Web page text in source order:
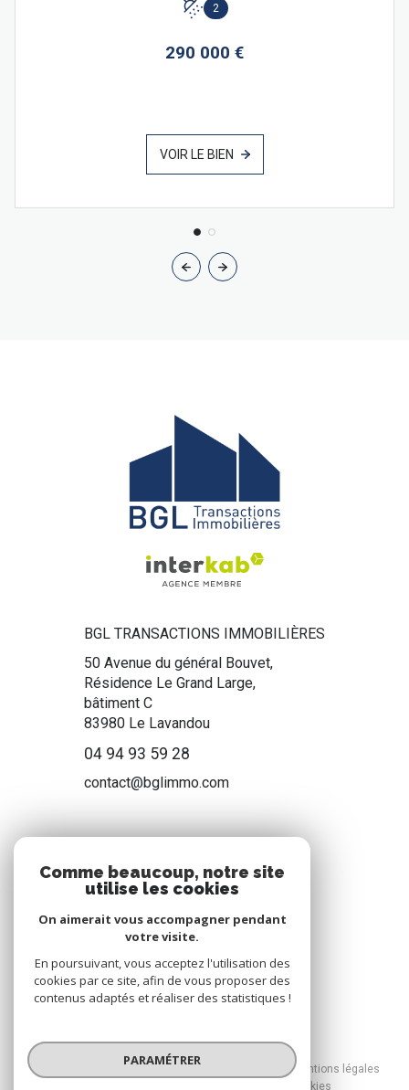
2
290 000 €
VOIR LE BIEN
BGL TRANSACTIONS IMMOBILIÈRES
50 Avenue du général Bouvet,
Résidence Le Grand Large,
bâtiment C
83980 Le Lavandou
04 94 93 59 28
contact@bglimmo.com
Nous suivre
© 2026 | Tous droits réservés
Nos honoraires
Nos partenaires
Mentions légales
Cookies
Comme beaucoup, notre site
utilise les cookies
On aimerait vous accompagner pendant
votre visite.
En poursuivant, vous acceptez l'utilisation des
cookies par ce site, afin de vous proposer des
contenus adaptés et réaliser des statistiques !
PARAMÉTRER